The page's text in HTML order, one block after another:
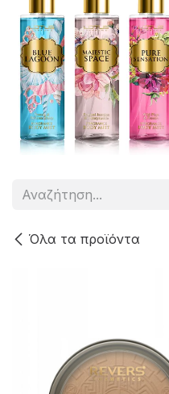
Όλα τα προϊόντα